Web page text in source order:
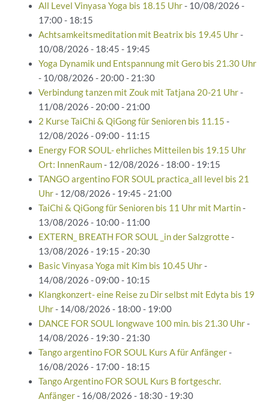
All Level Vinyasa Yoga bis 18.15 Uhr- 10/08/2026 -
17:00 - 18:15
Achtsamkeitsmeditation mit Beatrix bis 19.45 Uhr-
10/08/2026 - 18:45 - 19:45
Yoga Dynamik und Entspannung mit Gero bis 21.30 Uhr
- 10/08/2026 - 20:00 - 21:30
Verbindung tanzen mit Zouk mit Tatjana 20-21 Uhr-
11/08/2026 - 20:00 - 21:00
2 Kurse TaiChi & QiGong für Senioren bis 11.15 -
12/08/2026 - 09:00 - 11:15
Energy FOR SOUL- ehrliches Mitteilen bis 19.15 Uhr
Ort: InnenRaum- 12/08/2026 - 18:00 - 19:15
TANGO argentino FOR SOUL practica_all level bis 21
Uhr- 12/08/2026 - 19:45 - 21:00
TaiChi & QiGong für Senioren bis 11 Uhr mit Martin-
13/08/2026 - 10:00 - 11:00
EXTERN_ BREATH FOR SOUL _in der Salzgrotte-
13/08/2026 - 19:15 - 20:30
Basic Vinyasa Yoga mit Kim bis 10.45 Uhr-
14/08/2026 - 09:00 - 10:15
Klangkonzert- eine Reise zu Dir selbst mit Edyta bis 19
Uhr- 14/08/2026 - 18:00 - 19:00
DANCE FOR SOUL longwave 100 min. bis 21.30 Uhr-
14/08/2026 - 19:30 - 21:30
Tango argentino FOR SOUL Kurs A für Anfänger-
16/08/2026 - 17:00 - 18:15
Tango Argentino FOR SOUL Kurs B fortgeschr.
Anfänger- 16/08/2026 - 18:30 - 19:30